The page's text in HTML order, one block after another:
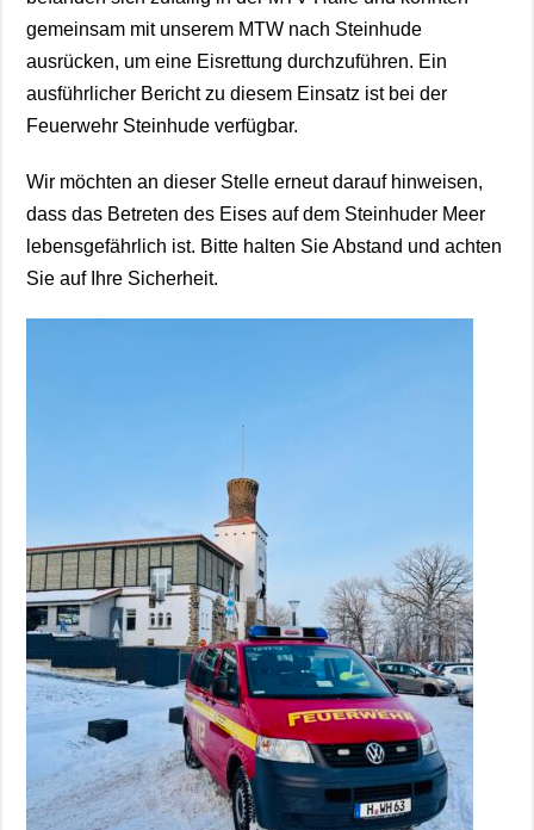
gemeinsam mit unserem MTW nach Steinhude
ausrücken, um eine Eisrettung durchzuführen. Ein
ausführlicher Bericht zu diesem Einsatz ist bei der
Feuerwehr Steinhude verfügbar.
Wir möchten an dieser Stelle erneut darauf hinweisen,
dass das Betreten des Eises auf dem Steinhuder Meer
lebensgefährlich ist. Bitte halten Sie Abstand und achten
Sie auf Ihre Sicherheit.